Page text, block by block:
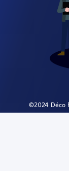
©2024 Déco